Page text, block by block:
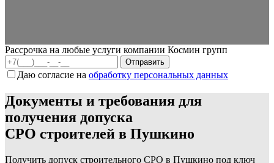
Рассрочка на любые услуги компании Космин групп
Даю согласие на обработку персональных данных
Документы и требования для
получения допуска
СРО строителей в Пушкино
Получить допуск строительного СРО в Пушкино под ключ